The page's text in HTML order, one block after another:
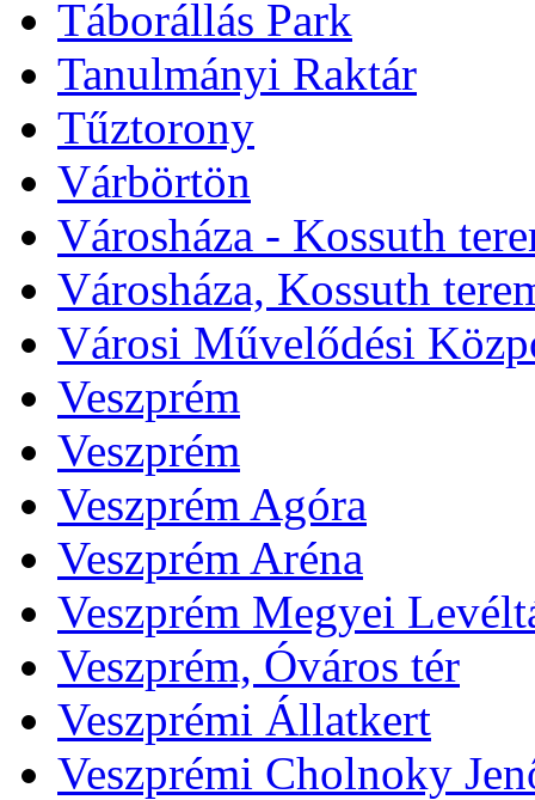
Táborállás Park
Tanulmányi Raktár
Tűztorony
Várbörtön
Városháza - Kossuth
Városháza, Kossuth
Városi Művelődési
Veszprém
Veszprém
Veszprém Agóra
Veszprém Aréna
Veszprém Megyei
Veszprém, Óváros tér
Veszprémi Állatkert
Veszprémi Cholnoky